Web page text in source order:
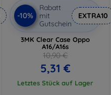
-10%
Rabatt
mit
Gutschein
EXTRA10
3MK Clear Case Oppo
A16/A16s
10,90 €
5,31 €
Letztes Stück auf Lager